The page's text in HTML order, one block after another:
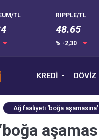
TL RIPPLE/TL
48.65
% -2,30
KREDİ DÖVİZ
Ağ faaliyeti ‘boğa